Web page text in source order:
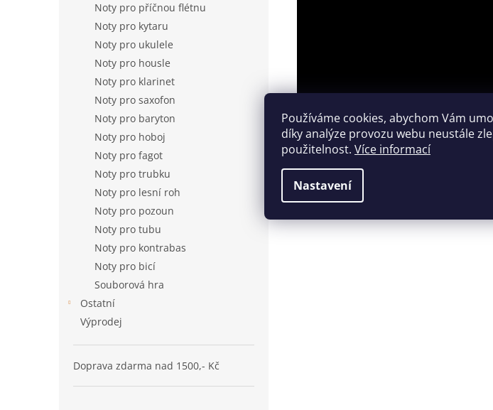
Používáme cookies, abychom Vám
díky analýze provozu webu neustále
použitelnost. Více informací
Nastavení
Noty pro příčnou flétnu
Noty pro kytaru
Noty pro ukulele
Noty pro housle
Noty pro klarinet
Noty pro saxofon
Noty pro baryton
Noty pro hoboj
Noty pro fagot
Noty pro trubku
Noty pro lesní roh
Noty pro pozoun
Noty pro tubu
Noty pro kontrabas
Noty pro bicí
Souborová hra
Ostatní
Výprodej
Doprava zdarma nad 1500,- Kč